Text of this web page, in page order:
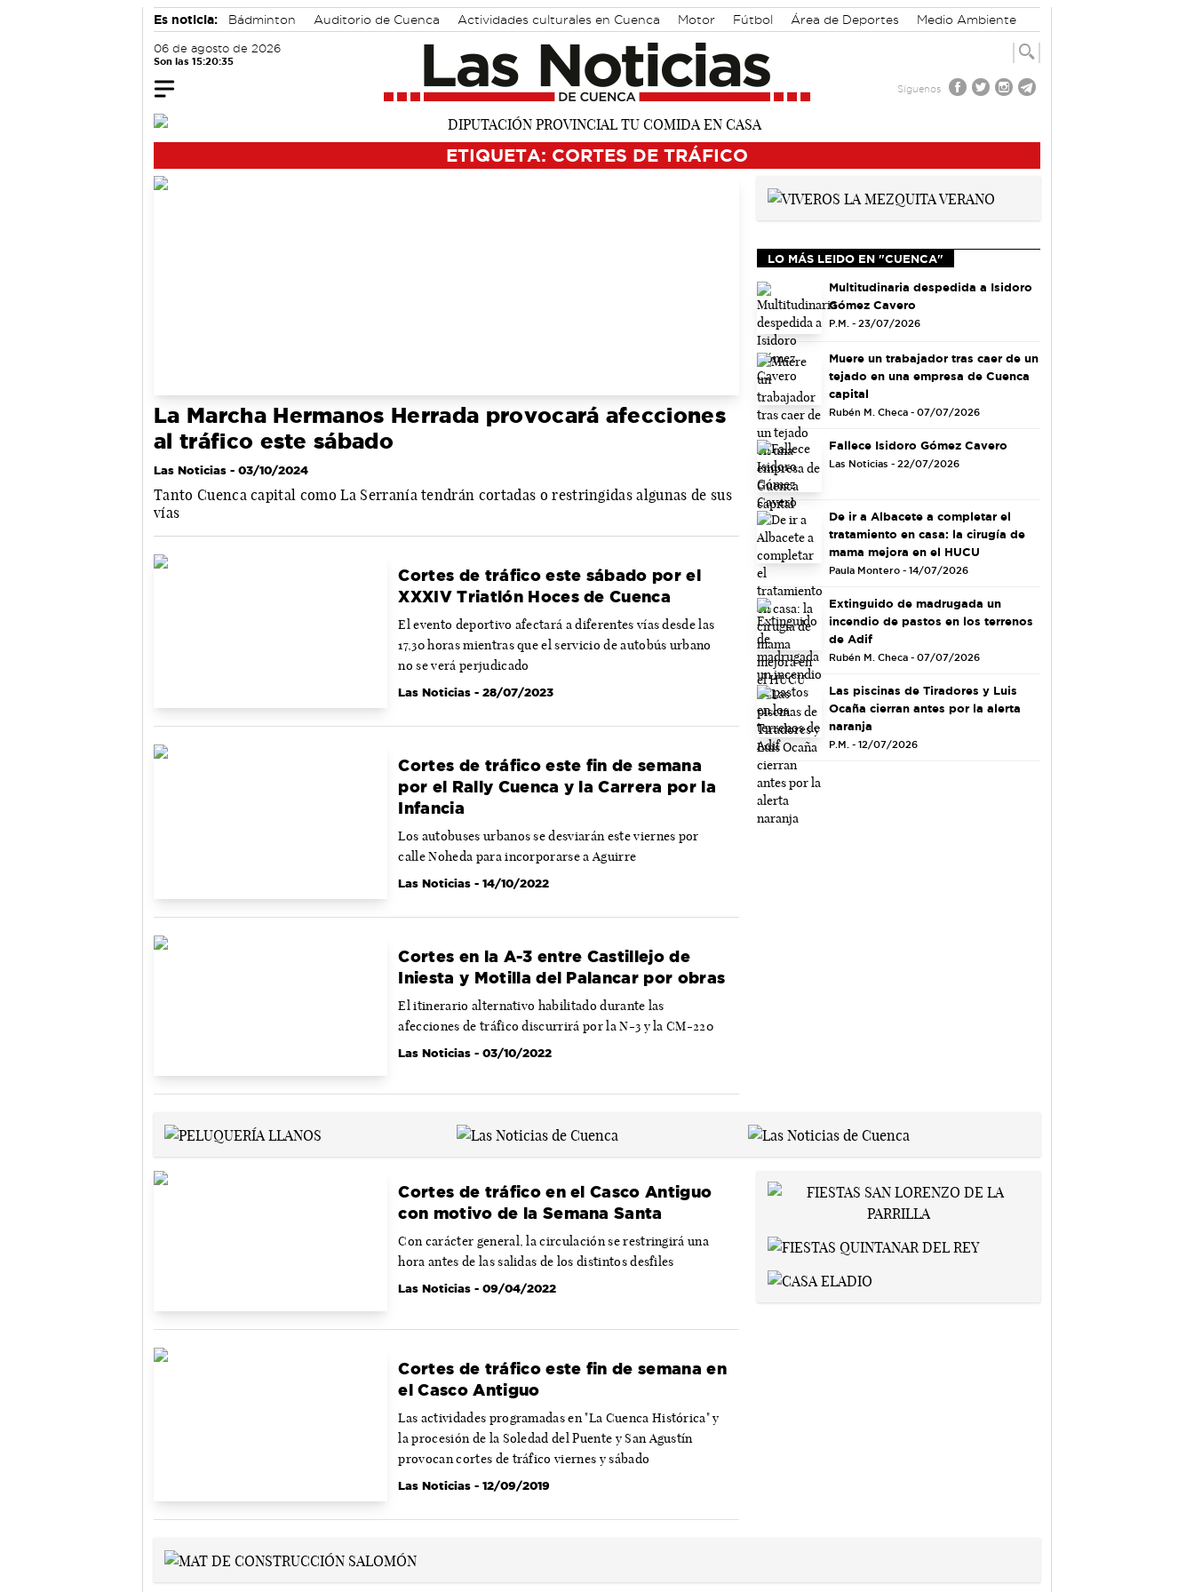
Es noticia: Bádminton Auditorio de Cuenca Actividades culturales en Cuenca Motor Fútbol Área de Deportes Medio Ambiente
06 de agosto de 2026
Son las 15:20:36
Síguenos
ETIQUETA: CORTES DE TRÁFICO
La Marcha Hermanos Herrada provocará afecciones
al tráfico este sábado
Las Noticias - 03/10/2024
Tanto Cuenca capital como La Serranía tendrán cortadas o restringidas algunas de sus
vías
Cortes de tráfico este sábado por el
XXXIV Triatlón Hoces de Cuenca
El evento deportivo afectará a diferentes vías desde las
17,30 horas mientras que el servicio de autobús urbano
no se verá perjudicado
Las Noticias - 28/07/2023
Cortes de tráfico este fin de semana
por el Rally Cuenca y la Carrera por la
Infancia
Los autobuses urbanos se desviarán este viernes por
calle Noheda para incorporarse a Aguirre
Las Noticias - 14/10/2022
Cortes en la A-3 entre Castillejo de
Iniesta y Motilla del Palancar por obras
El itinerario alternativo habilitado durante las
afecciones de tráfico discurrirá por la N-3 y la CM-220
Las Noticias - 03/10/2022
LO MÁS LEIDO EN "CUENCA"
Multitudinaria despedida a Isidoro
Gómez Cavero
P.M. - 23/07/2026
Muere un trabajador tras caer de un
tejado en una empresa de Cuenca
capital
Rubén M. Checa - 07/07/2026
Fallece Isidoro Gómez Cavero
Las Noticias - 22/07/2026
De ir a Albacete a completar el
tratamiento en casa: la cirugía de
mama mejora en el HUCU
Paula Montero - 14/07/2026
Extinguido de madrugada un
incendio de pastos en los terrenos
de Adif
Rubén M. Checa - 07/07/2026
Las piscinas de Tiradores y Luis
Ocaña cierran antes por la alerta
naranja
P.M. - 12/07/2026
Cortes de tráfico en el Casco Antiguo
con motivo de la Semana Santa
Con carácter general, la circulación se restringirá una
hora antes de las salidas de los distintos desfiles
Las Noticias - 09/04/2022
Cortes de tráfico este fin de semana en
el Casco Antiguo
Las actividades programadas en "La Cuenca Histórica" y
la procesión de la Soledad del Puente y San Agustín
provocan cortes de tráfico viernes y sábado
Las Noticias - 12/09/2019